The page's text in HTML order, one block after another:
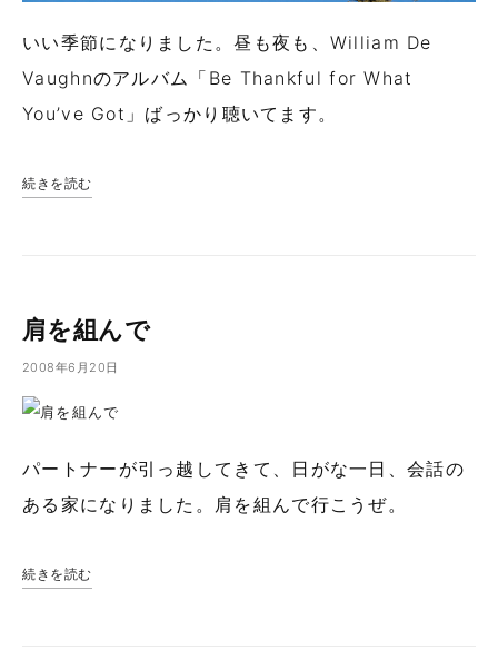
いい季節になりました。昼も夜も、William De
Vaughnのアルバム「Be Thankful for What
You’ve Got」ばっかり聴いてます。
続きを読む
肩を組んで
2008年6月20日
パートナーが引っ越してきて、日がな一日、会話の
ある家になりました。肩を組んで行こうぜ。
続きを読む